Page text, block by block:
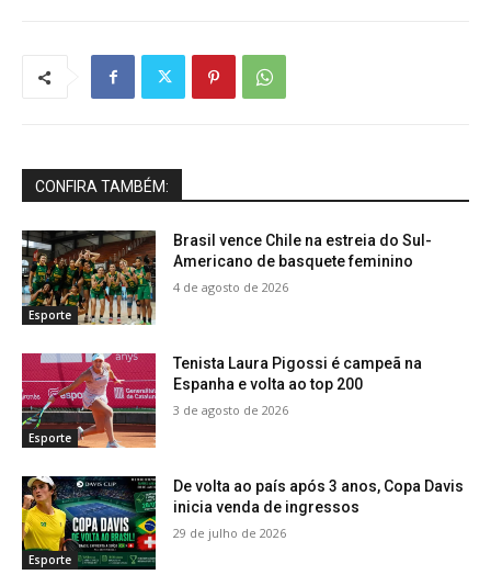
CONFIRA TAMBÉM:
Esporte
Brasil vence Chile na estreia do Sul-
Americano de basquete feminino
4 de agosto de 2026
Esporte
Tenista Laura Pigossi é campeã na
Espanha e volta ao top 200
3 de agosto de 2026
Esporte
De volta ao país após 3 anos, Copa Davis
inicia venda de ingressos
29 de julho de 2026